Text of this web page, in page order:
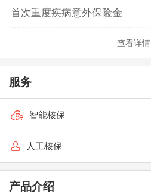
首次重度疾病意外保险金
查看详情
服务
智能核保
人工核保
产品介绍